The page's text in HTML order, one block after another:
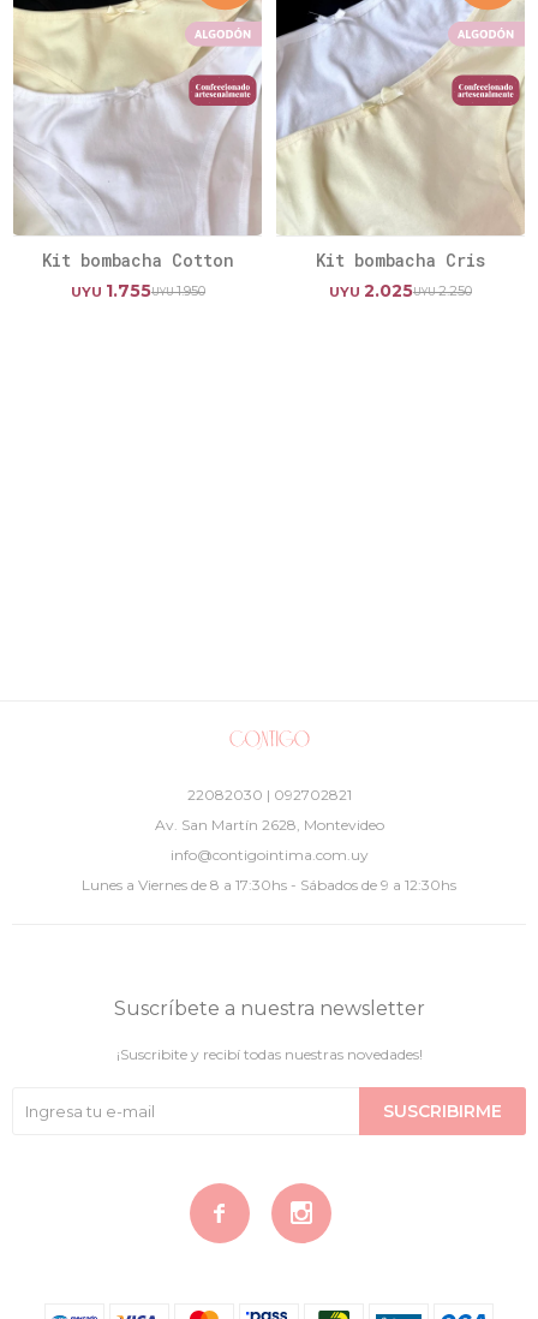
Kit bombacha Cotton
UYU 1.755UYU1.950
Kit bombacha Cris
UYU 2.025UYU2.250
22082030 | 092702821
Av. San Martín 2628, Montevideo
info@contigointima.com.uy
Lunes a Viernes de 8 a 17:30hs - Sábados de 9 a 12:30hs
Suscríbete a nuestra newsletter
¡Suscribite y recibí todas nuestras novedades!
SUSCRIBIRME
 